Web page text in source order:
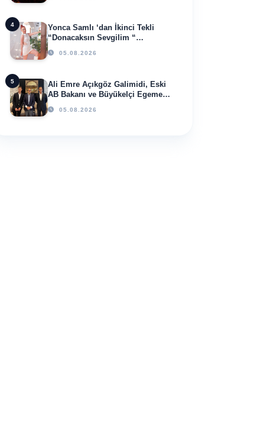
4
Yonca Samlı ‘dan İkinci Tekli
“Donacaksın Sevgilim “
yayımlandı
05.08.2026
5
Ali Emre Açıkgöz Galimidi, Eski
AB Bakanı ve Büyükelçi Egemen
Bağış ile Bir Araya Geldi
05.08.2026